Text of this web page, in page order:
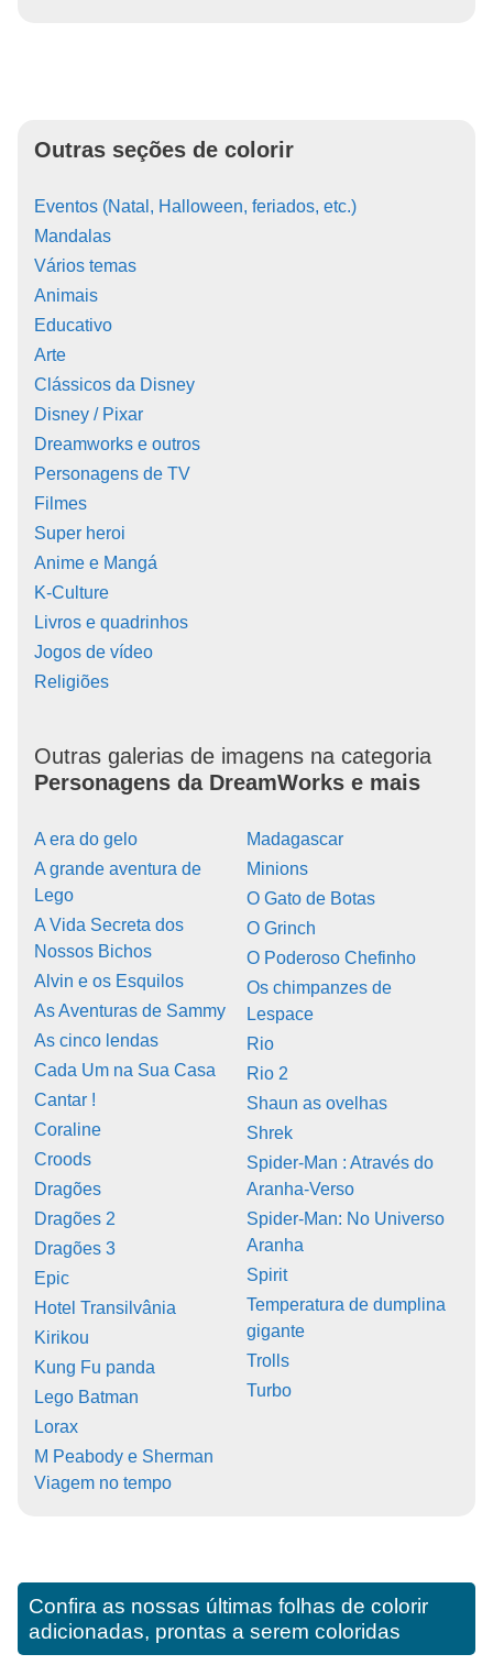
Outras seções de colorir
Eventos (Natal, Halloween, feriados, etc.)
Mandalas
Vários temas
Animais
Educativo
Arte
Clássicos da Disney
Disney / Pixar
Dreamworks e outros
Personagens de TV
Filmes
Super heroi
Anime e Mangá
K-Culture
Livros e quadrinhos
Jogos de vídeo
Religiões
Outras galerias de imagens na categoria
Personagens da DreamWorks e mais
A era do gelo
A grande aventura de
Lego
A Vida Secreta dos
Nossos Bichos
Alvin e os Esquilos
As Aventuras de Sammy
As cinco lendas
Cada Um na Sua Casa
Cantar !
Coraline
Croods
Dragões
Dragões 2
Dragões 3
Epic
Hotel Transilvânia
Kirikou
Kung Fu panda
Lego Batman
Lorax
M Peabody e Sherman
Viagem no tempo
Madagascar
Minions
O Gato de Botas
O Grinch
O Poderoso Chefinho
Os chimpanzes de
Lespace
Rio
Rio 2
Shaun as ovelhas
Shrek
Spider-Man : Através do
Aranha-Verso
Spider-Man: No Universo
Aranha
Spirit
Temperatura de dumplina
gigante
Trolls
Turbo
Confira as nossas últimas folhas de colorir
adicionadas, prontas a serem coloridas